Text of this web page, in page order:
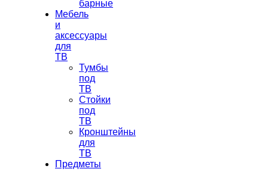
барные
Мебель
и
аксессуары
для
ТВ
Тумбы
под
ТВ
Стойки
под
ТВ
Кронштейны
для
ТВ
Предметы